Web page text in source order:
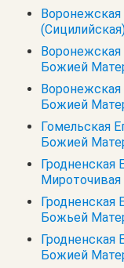
Воронежская
Воронежская
Божией
Воронежская
Божией
Гомельская
Божией
Гродненская
Гродненская
Божьей
Гродненская
Божией